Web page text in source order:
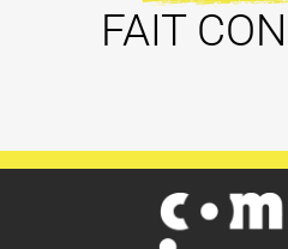
FAIT